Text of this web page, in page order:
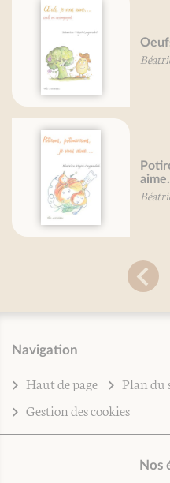
Navigation
Haut de page Plan du
Gestion des cookies
Nos